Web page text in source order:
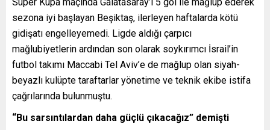
sezona iyi başlayan Beşiktaş, ilerleyen haftalarda kötü
gidişatı engelleyemedi. Ligde aldığı çarpıcı
mağlubiyetlerin ardından son olarak soykırımcı İsrail’in
futbol takımı Maccabi Tel Aviv’e de mağlup olan siyah-
beyazlı kulüpte taraftarlar yönetime ve teknik ekibe istifa
çağrılarında bulunmuştu.
“Bu sarsıntılardan daha güçlü çıkacağız” demişti